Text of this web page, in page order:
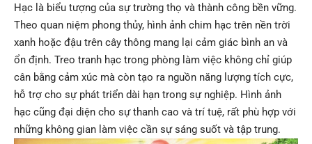
Hạc là biểu tượng của sự trường thọ và thành công bền vững.
Theo quan niệm phong thủy, hình ảnh chim hạc trên nền trời
xanh hoặc đậu trên cây thông mang lại cảm giác bình an và
ổn định. Treo tranh hạc trong phòng làm việc không chỉ giúp
cân bằng cảm xúc mà còn tạo ra nguồn năng lượng tích cực,
hỗ trợ cho sự phát triển dài hạn trong sự nghiệp. Hình ảnh
hạc cũng đại diện cho sự thanh cao và trí tuệ, rất phù hợp với
những không gian làm việc cần sự sáng suốt và tập trung.